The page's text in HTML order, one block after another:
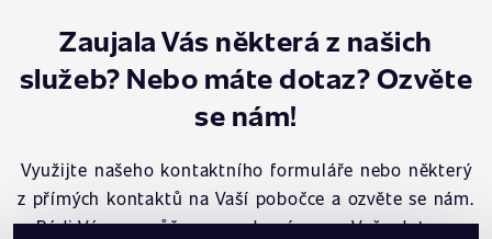
Zaujala Vás některá z našich
služeb? Nebo máte dotaz? Ozvěte
se nám!
Využijte našeho kontaktního formuláře nebo některý
z přímých kontaktů na Vaší pobočce a ozvěte se nám.
Rádi Vám pomůžeme a odpovíme na Vaše dotazy.